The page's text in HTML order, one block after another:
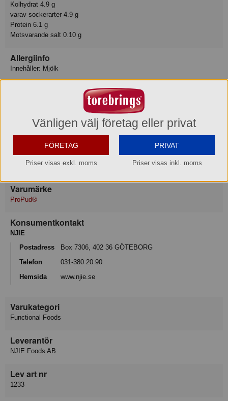
Kolhydrat 4.9 g
varav sockerarter 4.9 g
Protein 6.1 g
Motsvarande salt 0.10 g
Allergiinfo
Innehåller: Mjölk
Produkten innehåller det angivna allergenet.
Förvaring
Ursprungsland
Österrike
Varumärke
ProPud®
Konsumentkontakt
NJIE
Postadress
Box 7306, 402 36 GÖTEBORG
Telefon
031-380 20 90
Hemsida
www.njie.se
Varukategori
Functional Foods
Leverantör
NJIE Foods AB
Lev art nr
1233
Vänligen välj företag eller privat
FÖRETAG
Priser visas exkl. moms
PRIVAT
Priser visas inkl. moms